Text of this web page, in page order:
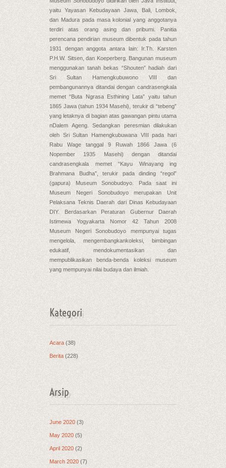
yaitu Yayasan Kebudayaan Jawa, Bali, Lombok,
dan Madura pada masa kolonial yang anggotanya
terdiri atas orang asing dan pribumi. Panitia
perencana pendirian museum dibentuk pada tahun
1931 dengan anggota antara lain: Ir.Th. Karsten
P.H.W. Sitsen, dan Koeperberg. Bangunan museum
menggunakan tanah bekas “Shouten” hadiah dari
Sri Sultan Hamengkubuwono VIII dan
pembangunannya ditandai dengan candrasengkala
memet “Buta Ngrasa Esthining Lata” yaitu tahun
1865 Jawa (tahun 1934 Masehi), terukir di “tebeng”
yang letaknya di bagian atas gawangan pintu utama
nDalem Ageng. Sedangkan peresmian dilakukan
oleh Sri Sultan Hamengkubuwana VIII pada hari
Rabu Wage tanggal 9 Ruwah 1866 Jawa (6
Nopember 1935 Masehi) dengan ditandai
candrasengkala memet “Kayu Winayang ing
Brahmana Budha”, terukir pada dinding “regol”
(gapura) Museum Sonobudoyo. Pada saat ini
Museum Negeri Sonobudoyo merupakan Unit
Pelaksana Teknis Daerah dari Dinas Kebudayaan
DIY. Berdasarkan Peraturan Gubernur Daerah
Istimewa Yogyakarta Nomor 42 Tahun 2008
Museum Negeri Sonobudoyo mempunyai tugas
mengelola, mengembangkankoleksi, bimbingan
edukatif, mendokumentasikan dan
mempublikasikan benda-benda koleksi museum
yang mempunyai nilai budaya dan ilmiah.
Kategori
Acara (38)
Berita (228)
Arsip
June 2020 (3)
May 2020 (5)
April 2020 (2)
March 2020 (7)